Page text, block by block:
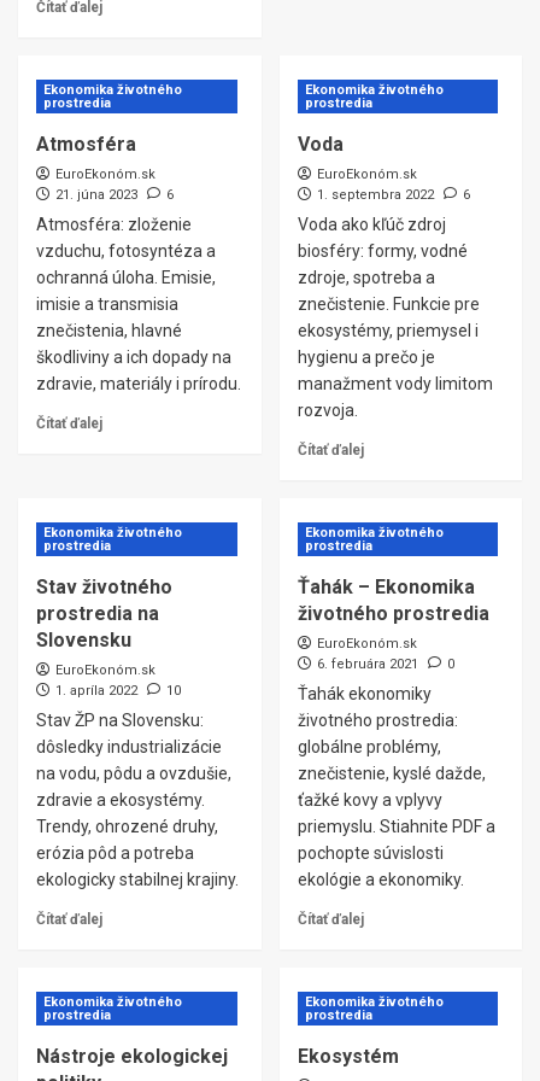
Čítať ďalej
Ekonomika životného
prostredia
Atmosféra
EuroEkonóm.sk
21. júna 2023
6
Atmosféra: zloženie
vzduchu, fotosyntéza a
ochranná úloha. Emisie,
imisie a transmisia
znečistenia, hlavné
škodliviny a ich dopady na
zdravie, materiály i prírodu.
Čítať ďalej
Ekonomika životného
prostredia
Voda
EuroEkonóm.sk
1. septembra 2022
6
Voda ako kľúč zdroj
biosféry: formy, vodné
zdroje, spotreba a
znečistenie. Funkcie pre
ekosystémy, priemysel i
hygienu a prečo je
manažment vody limitom
rozvoja.
Čítať ďalej
Ekonomika životného
prostredia
Stav životného
prostredia na
Slovensku
EuroEkonóm.sk
1. apríla 2022
10
Stav ŽP na Slovensku:
dôsledky industrializácie
na vodu, pôdu a ovzdušie,
zdravie a ekosystémy.
Trendy, ohrozené druhy,
erózia pôd a potreba
ekologicky stabilnej krajiny.
Čítať ďalej
Ekonomika životného
prostredia
Ťahák – Ekonomika
životného prostredia
EuroEkonóm.sk
6. februára 2021
0
Ťahák ekonomiky
životného prostredia:
globálne problémy,
znečistenie, kyslé dažde,
ťažké kovy a vplyvy
priemyslu. Stiahnite PDF a
pochopte súvislosti
ekológie a ekonomiky.
Čítať ďalej
Ekonomika životného
prostredia
Nástroje ekologickej
Ekonomika životného
prostredia
Ekosystém